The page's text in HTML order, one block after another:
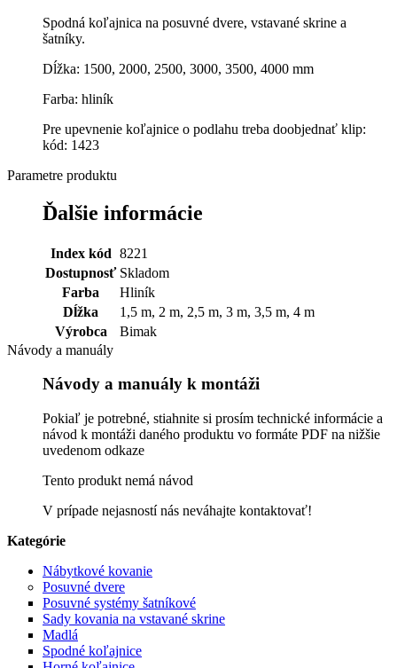
Spodná koľajnica na posuvné dvere, vstavané skrine a
šatníky.
Dĺžka: 1500, 2000, 2500, 3000, 3500, 4000 mm
Farba: hliník
Pre upevnenie koľajnice o podlahu treba doobjednať klip:
kód: 1423
Parametre produktu
Ďalšie informácie
Index kód 8221
Dostupnosť Skladom
Farba
Hliník
Dĺžka
1,5 m, 2 m, 2,5 m, 3 m, 3,5 m, 4 m
Výrobca
Bimak
Návody a manuály
Návody a manuály k montáži
Pokiaľ je potrebné, stiahnite si prosím technické informácie a
návod k montáži daného produktu vo formáte PDF na nižšie
uvedenom odkaze
Tento produkt nemá návod
V prípade nejasností nás neváhajte kontaktovať!
Kategórie
Nábytkové kovanie
Posuvné dvere
Posuvné systémy šatníkové
Sady kovania na vstavané skrine
Madlá
Spodné koľajnice